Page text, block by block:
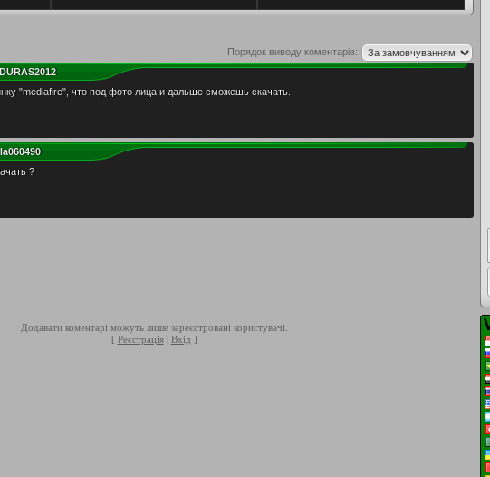
Порядок виводу коментарів:
"mediafire", что под фото лица и дальше сможешь скачать.
?
Додавати коментарі можуть лише зареєстровані користувачі.
[ Реєстрація| Вхід ]